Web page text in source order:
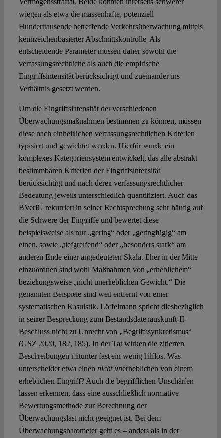
Vermögensstraftat. Beide könnten ihrerseits schwerer
wiegen als etwa die massenhafte, potenziell
Hunderttausende betreffende Verkehrsüberwachung mittels
kennzeichenbasierter Abschnittskontrolle. Als
entscheidende Parameter müssen daher sowohl die
verfassungsrechtliche als auch die empirische
Eingriffsintensität berücksichtigt und zueinander ins
Verhältnis gesetzt werden.
Um die Eingriffsintensität der verschiedenen
Überwachungsmaßnahmen bestimmen zu können, müssen
diese nach einheitlichen verfassungsrechtlichen Kriterien
typisiert und gewichtet werden. Hierfür wurde ein
komplexes Kategoriensystem entwickelt, das alle abstrakt
bestimmbaren Kriterien der Eingriffsintensität
berücksichtigt und nach deren verfassungsrechtlicher
Bedeutung jeweils unterschiedlich quantifiziert. Auch das
BVerfG rekurriert in seiner Rechtsprechung sehr häufig auf
die Schwere der Eingriffe und bewertet diese
beispielsweise als nur „gering“ oder „geringfügig“ am
einen, sowie „tiefgreifend“ oder „besonders stark“ am
anderen Ende einer angedeuteten Skala. Eher in der Mitte
einzuordnen sind wohl Maßnahmen von „erheblichem“
beziehungsweise „nicht unerheblichen Gewicht.“ Die
genannten Beispiele sind weit entfernt von einer
systematischen Kasuistik. Löffelmann spricht diesbezüglich
in seiner Besprechung zum Bestandsdatenauskunft-II-
Beschluss nicht zu Unrecht von „Begriffssynkretismus“
(GSZ 2020, 182, 185). In der Tat wirken die zitierten
Beschreibungen mitunter fast ein wenig hilflos. Was
unterscheidet etwa einen nicht unerheblichen von einem
erheblichen Eingriff? Auch die begrifflichen Unschärfen
lassen erkennen, dass eine ausschließlich normative
Bewertungsmethode zur Berechnung der
Überwachungslast nicht geeignet ist. Bei dem
Überwachungsbarometer geht es – anders als in der